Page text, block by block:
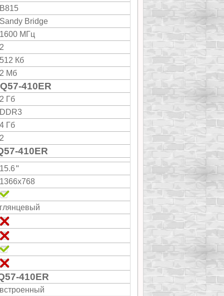
B815
Sandy Bridge
1600 МГц
2
512 Кб
2 Мб
410ER
2 Гб
DDR3
4 Гб
2
410ER
15.6"
1366x768
глянцевый
410ER
встроенный